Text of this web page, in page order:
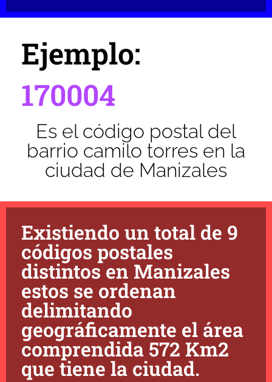
Ejemplo:
170004
Es el código postal del
barrio camilo torres en la
ciudad de Manizales
Existiendo un total de 9
códigos postales
distintos en Manizales
estos se ordenan
delimitando
geográficamente el área
comprendida 572 Km2
que tiene la ciudad.